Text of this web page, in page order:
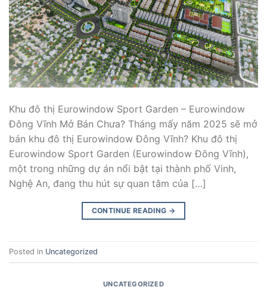
Khu đô thị Eurowindow Sport Garden – Eurowindow
Đông Vĩnh Mở Bán Chưa? Tháng mấy năm 2025 sẽ mở
bán khu đô thị Eurowindow Đông Vĩnh? Khu đô thị
Eurowindow Sport Garden (Eurowindow Đông Vĩnh),
một trong những dự án nổi bật tại thành phố Vinh,
Nghệ An, đang thu hút sự quan tâm của […]
CONTINUE READING →
Posted in Uncategorized
UNCATEGORIZED